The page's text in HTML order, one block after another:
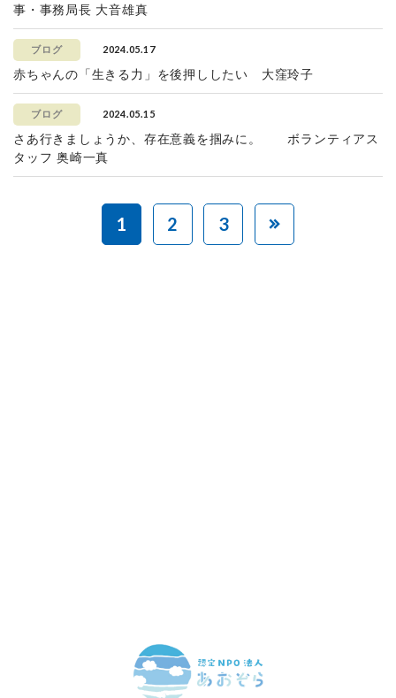
事・事務局長 大音雄真
ブログ 2024.05.17
赤ちゃんの「生きる力」を後押ししたい 大窪玲子
ブログ 2024.05.15
さあ行きましょうか、存在意義を掴みに。 ボランティアス
タッフ 奥崎一真
1 2 3